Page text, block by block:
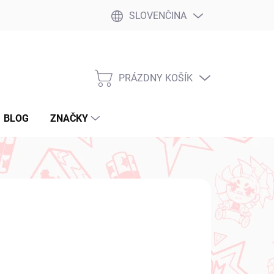
SLOVENČINA
NÁKUPNÝ
PRÁZDNY KOŠÍK
BLOG ZNAČKY